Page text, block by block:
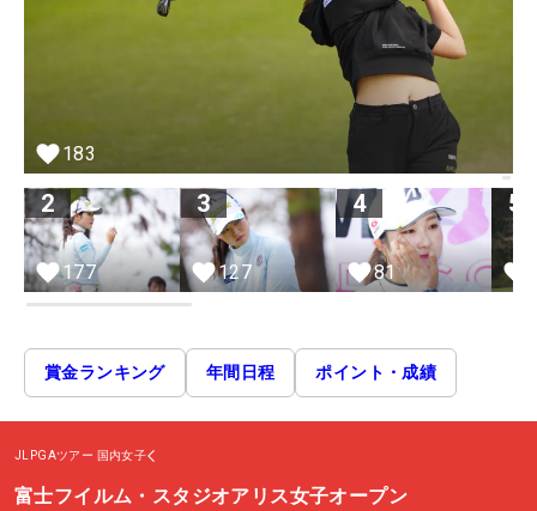
183
2
177
3
127
4
81
5
賞金ランキング 年間日程 ポイント・成績
JLPGAツアー 国内女子
富士フイルム・スタジオアリス女子オープン